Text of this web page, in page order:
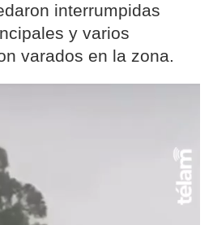
interrumpidas
y varios
varados en la zona.